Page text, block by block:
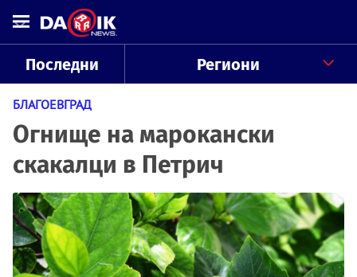
Последни Региони
БЛАГОЕВГРАД
Огнище на марокански
скакалци в Петрич